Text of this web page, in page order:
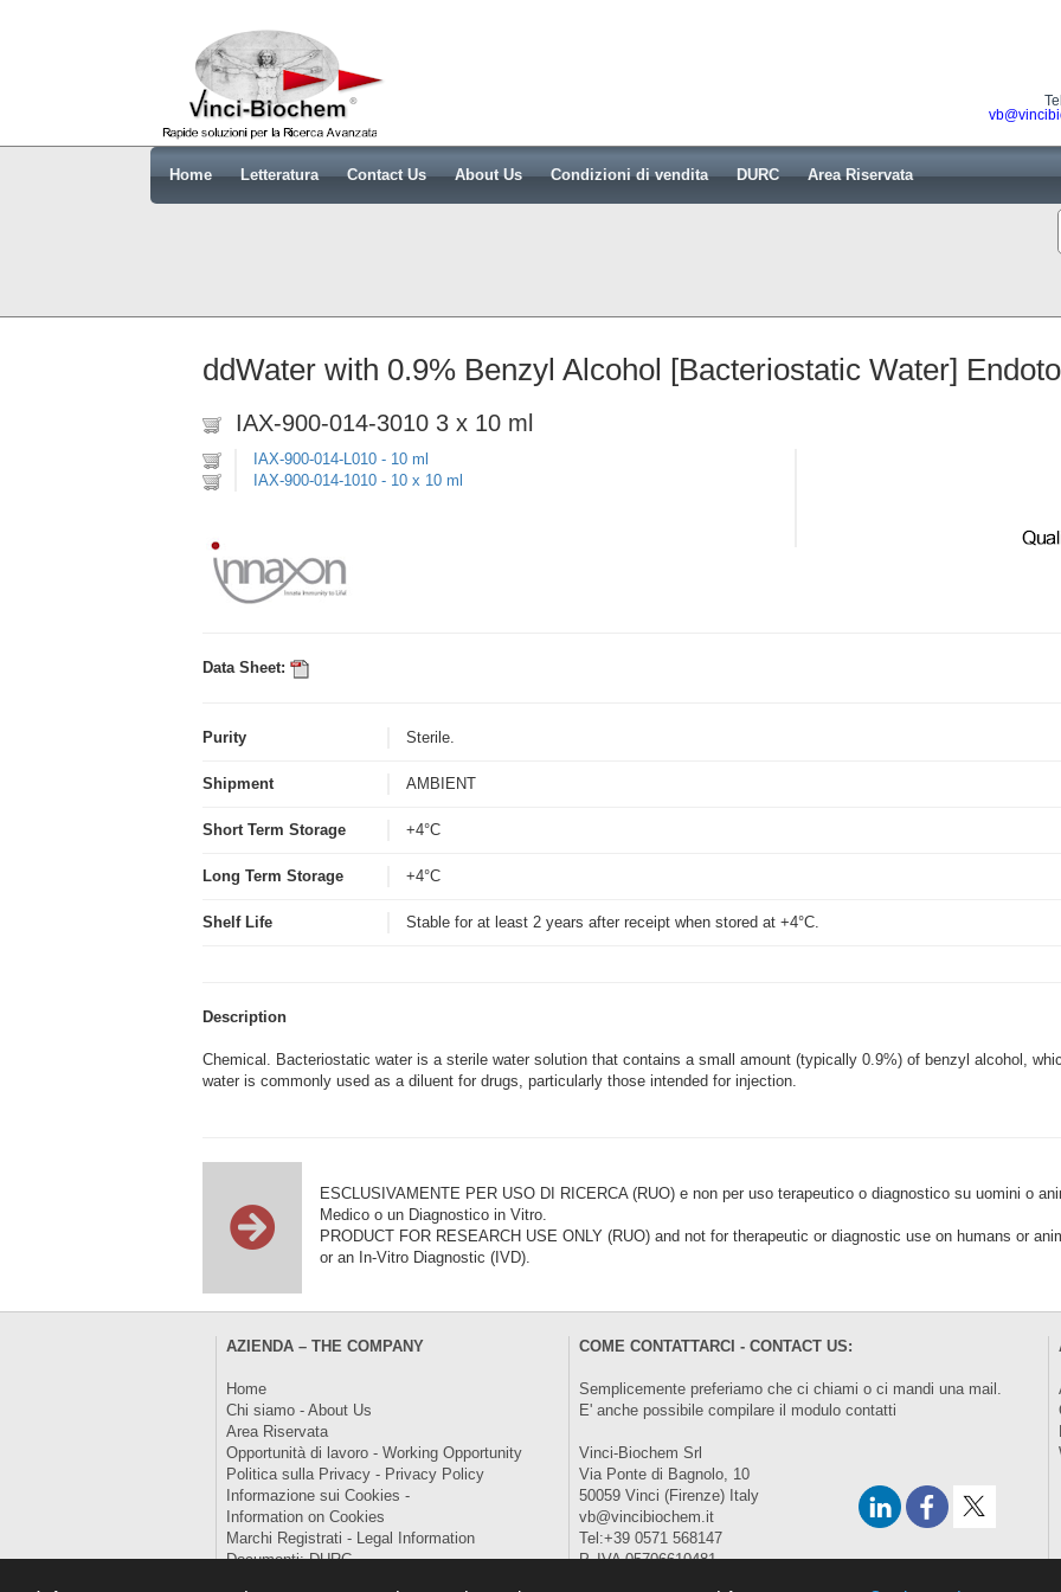
Home Letteratura Contact Us About Us Condizioni di vendita DURC Area Riservata
ddWater with 0.9% Benzyl Alcohol [Bacteriostatic Water]
IAX-900-014-3010 3 x 10 ml
IAX-900-014-L010 - 10 ml
IAX-900-014-1010 - 10 x 10 ml
Data Sheet:
Purity Sterile.
Shipment AMBIENT
Short Term Storage +4°C
Long Term Storage +4°C
Shelf Life Stable for at least 2 years after receipt when stored at +4°C.
Description
Chemical. Bacteriostatic water is a sterile water solution that contains a small amount (typically 0.9%) of benzyl alcohol,
water is commonly used as a diluent for drugs, particularly those intended for injection.
ESCLUSIVAMENTE PER USO DI RICERCA (RUO) e non per uso terapeutico o diagnostico su uomini o
Medico o un Diagnostico in Vitro.
PRODUCT FOR RESEARCH USE ONLY (RUO) and not for therapeutic or diagnostic use on humans or
or an In-Vitro Diagnostic (IVD).
AZIENDA – THE COMPANY
Home
Chi siamo - About Us
Area Riservata
Opportunità di lavoro - Working Opportunity
Politica sulla Privacy - Privacy Policy
Informazione sui Cookies -
Information on Cookies
Marchi Registrati - Legal Information
Documenti: DURC
COME CONTATTARCI - CONTACT US:
Semplicemente preferiamo che ci chiami o ci mandi una mail.
E' anche possibile compilare il modulocontatti
Vinci-Biochem Srl
Via Ponte di Bagnolo, 10
50059 Vinci (Firenze) Italy
vb@vincibiochem.it
Tel:+39 0571 568147
P. IVA 05706610481